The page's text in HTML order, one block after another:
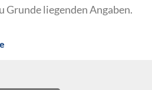
liegenden Angaben.